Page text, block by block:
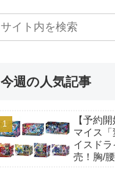
今週の人気記事
【予約
マイス
イスド
売！胸/